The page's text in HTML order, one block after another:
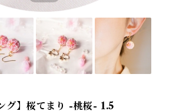
グ】桜てまり -桃桜- 1.5